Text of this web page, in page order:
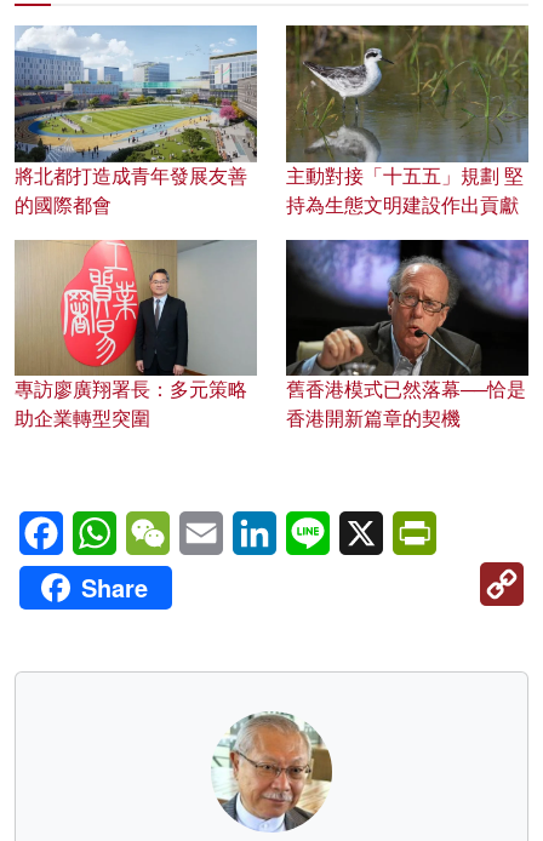
將北都打造成青年發展友善
的國際都會
主動對接「十五五」規劃 堅
持為生態文明建設作出貢獻
專訪廖廣翔署長：多元策略
助企業轉型突圍
舊香港模式已然落幕──恰是
香港開新篇章的契機
FacebookWhatsAppWeChatEmail LinkedInLine X
Share